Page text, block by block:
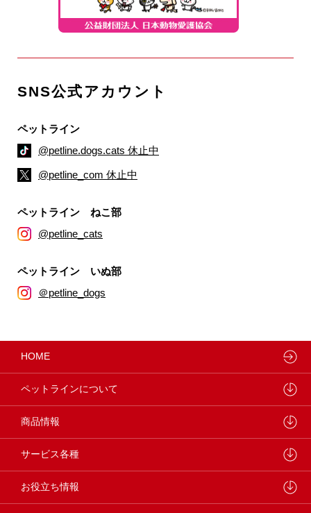
SNS公式アカウント
ペットライン
@petline.dogs.cats 休止中
@petline_com 休止中
ペットライン ねこ部
@petline_cats
ペットライン いぬ部
＠petline_dogs
HOME
ペットラインについて
ペットラインが大切にしていること
研究開発センターについて
学会・論文発表
商品情報
ドッグフード
キャットフード
サービス各種
ウェルネスナビ
お役立ち情報